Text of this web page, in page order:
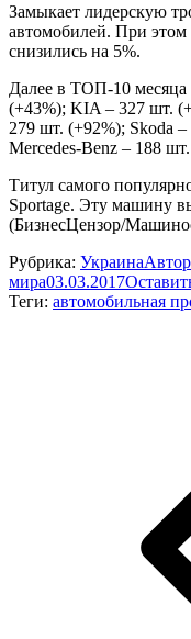
Замыкает лидерскую
автомобилей. При этом
снизились на 5%.
Далее в ТОП-10 месяца
(+43%); KIA – 327 шт.
279 шт. (+92%); Skoda
Mercedes-Benz – 188
Титул самого
Sportage. Эту машину
(БизнесЦензор/
Рубрика: Украина
мира03.03.2017
Теги: автомобильная